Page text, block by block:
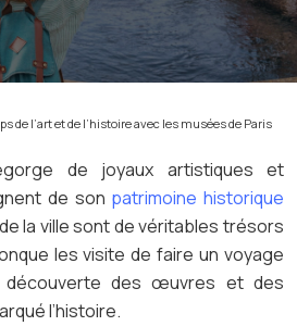
de l’art et de l’histoire avec les musées de Paris
de joyaux artistiques et
de son patrimoine historique
la ville sont de véritables trésors
les visite de faire un voyage
des œuvres et des
l’histoire.